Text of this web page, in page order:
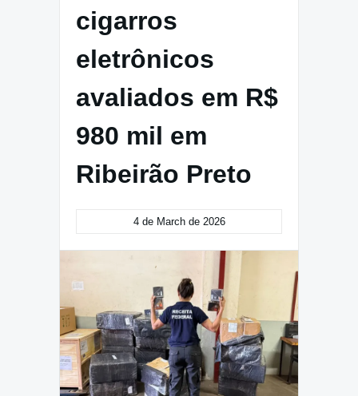
cigarros
eletrônicos
avaliados em R$
980 mil em
Ribeirão Preto
4 de March de 2026